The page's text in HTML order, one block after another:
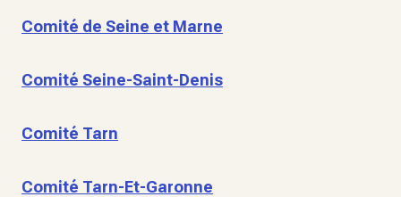
Comité de Seine et Marne
Comité Seine-Saint-Denis
Comité Tarn
Comité Tarn-Et-Garonne